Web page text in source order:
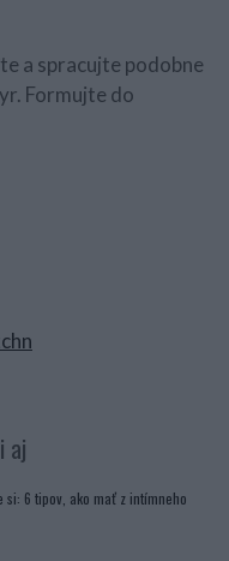
a spracujte podobne
Formujte do
aj
si: 6 tipov, ako mať z intímneho